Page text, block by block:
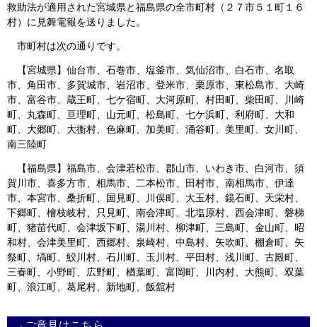
会見・発言集
論文・著書
救助法が適用された宮城県と福島県の全市町村（２７市５１町１６
村）に見舞電報を送りました。
市町村は次の通りです。
【宮城県】仙台市、石巻市、塩釜市、気仙沼市、白石市、名取
市、角田市、多賀城市、岩沼市、登米市、栗原市、東松島市、大崎
市、富谷市、蔵王町、七ケ宿町、大河原町、村田町、柴田町、川崎
町、丸森町、亘理町、山元町、松島町、七ケ浜町、利府町、大和
町、大郷町、大衡村、色麻町、加美町、涌谷町、美里町、女川町、
南三陸町
【福島県】福島市、会津若松市、郡山市、いわき市、白河市、須
賀川市、喜多方市、相馬市、二本松市、田村市、南相馬市、伊達
市、本宮市、桑折町、国見町、川俣町、大玉村、鏡石町、天栄村、
下郷町、檜枝岐村、只見町、南会津町、北塩原村、西会津町、磐梯
町、猪苗代町、会津坂下町、湯川村、柳津町、三島町、金山町、昭
和村、会津美里町、西郷村、泉崎村、中島村、矢吹町、棚倉町、矢
祭町、塙町、鮫川村、石川町、玉川村、平田村、浅川町、古殿町、
三春町、小野町、広野町、楢葉町、富岡町、川内村、大熊町、双葉
町、浪江町、葛尾村、新地町、飯舘村